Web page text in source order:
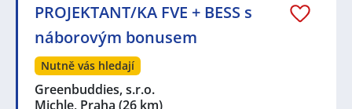
PROJEKTANT/KA FVE + BESS s
náborovým bonusem
Nutně vás hledají
Greenbuddies, s.r.o.
Michle, Praha (26 km)